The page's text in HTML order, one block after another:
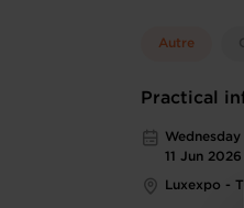
Autre
Practical
11 Jun 2026
Luxexpo -